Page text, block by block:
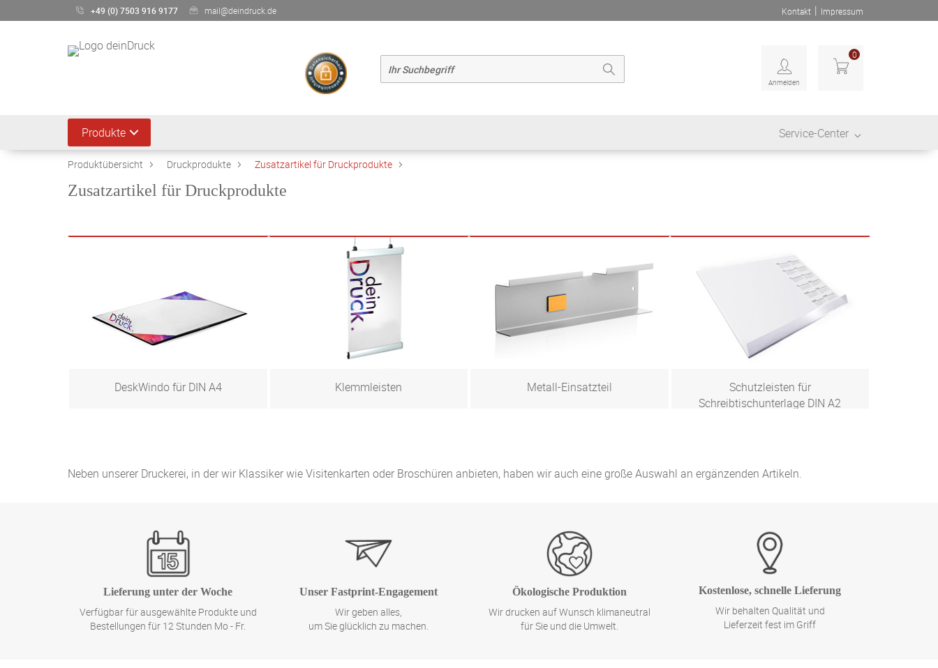
+49 (0) 7503 916 9177 mail@deindruck.de Kontakt | Impressum
Anmelden
0
Produkte Service-Center
Produktübersicht Druckprodukte Zusatzartikel für Druckprodukte
Zusatzartikel für Druckprodukte
DeskWindo für DIN A4 Klemmleisten Metall-Einsatzteil
Schutzleisten für
Schreibtischunterlage DIN A2
Neben unserer Druckerei, in der wir Klassiker wie Visitenkarten oder Broschüren anbieten, haben wir auch eine große Auswahl an ergänzenden Artikeln.
Lieferung unter der Woche
Verfügbar für ausgewählte Produkte und
Bestellungen für 12 Stunden Mo - Fr.
Unser Fastprint-Engagement
Wir geben alles,
um Sie glücklich zu machen.
Ökologische Produktion
Wir drucken auf Wunsch klimaneutral
für Sie und die Umwelt.
Kostenlose, schnelle Lieferung
Wir behalten Qualität und
Lieferzeit fest im Griff